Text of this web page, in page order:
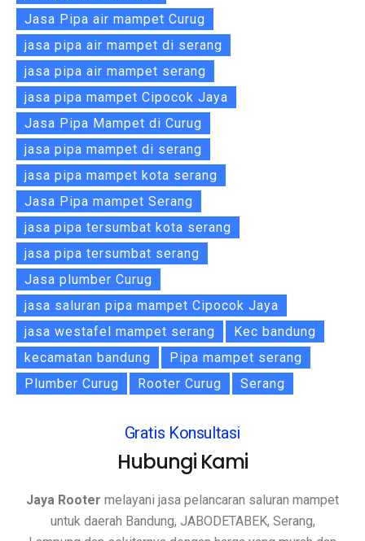
Jasa Pipa air mampet Curug
jasa pipa air mampet di serang
jasa pipa air mampet serang
jasa pipa mampet Cipocok Jaya
Jasa Pipa Mampet di Curug
jasa pipa mampet di serang
jasa pipa mampet kota serang
Jasa Pipa mampet Serang
jasa pipa tersumbat kota serang
jasa pipa tersumbat serang
Jasa plumber Curug
jasa saluran pipa mampet Cipocok Jaya
jasa westafel mampet serang
Kec bandung
kecamatan bandung
Pipa mampet serang
Plumber Curug
Rooter Curug Serang
Gratis Konsultasi
Hubungi Kami
Jaya Rooter melayani jasa pelancaran saluran mampet
untuk daerah Bandung, JABODETABEK, Serang,